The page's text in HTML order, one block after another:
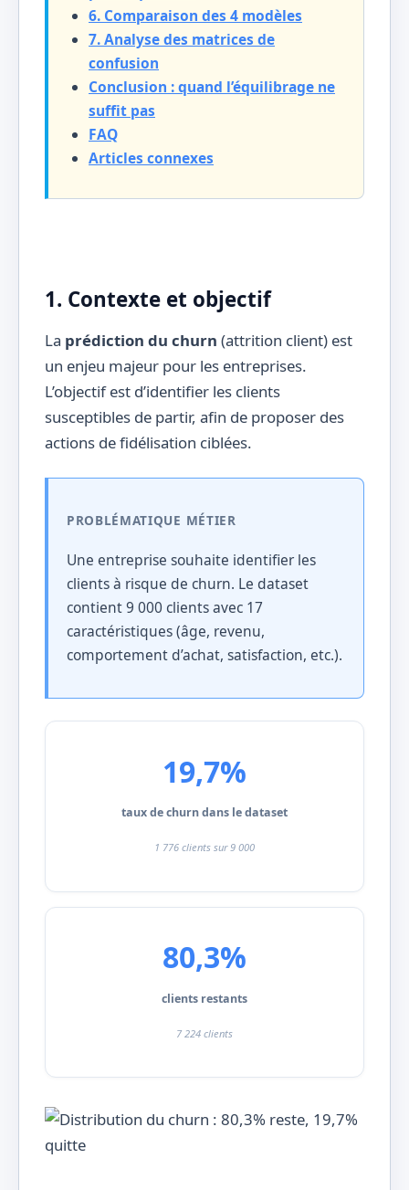
6. Comparaison des 4 modèles
7. Analyse des matrices de
confusion
Conclusion : quand l’équilibrage ne
suffit pas
FAQ
Articles connexes
1. Contexte et objectif
La prédiction du churn (attrition client) est
un enjeu majeur pour les entreprises.
L’objectif est d’identifier les clients
susceptibles de partir, afin de proposer des
actions de fidélisation ciblées.
PROBLÉMATIQUE MÉTIER
Une entreprise souhaite identifier les
clients à risque de churn. Le dataset
contient 9 000 clients avec 17
caractéristiques (âge, revenu,
comportement d’achat, satisfaction, etc.).
19,7%
taux de churn dans le dataset
1 776 clients sur 9 000
80,3%
clients restants
7 224 clients